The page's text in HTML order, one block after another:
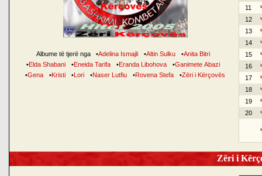
Albume të tjerë nga •Adelina Ismajli •Altin Sulku •Anita Bitri
•Elda Shabani •Eneida Tarifa •Eranda Libohova •Ganimete Abazi
•Gena •Kristi •Lori •Naser Lutfiu •Rovena Stefa •Zëri i Kërçovës
11
12
13
14
15
16
17
18
19
20
Zëri i